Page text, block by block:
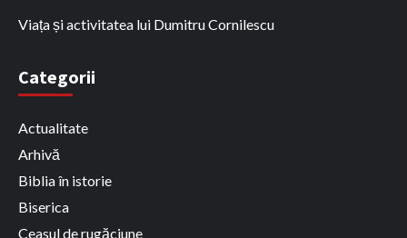
Viața și activitatea lui Dumitru Cornilescu
Categorii
Actualitate
Arhivă
Biblia în istorie
Biserica
Ceasul de rugăciune